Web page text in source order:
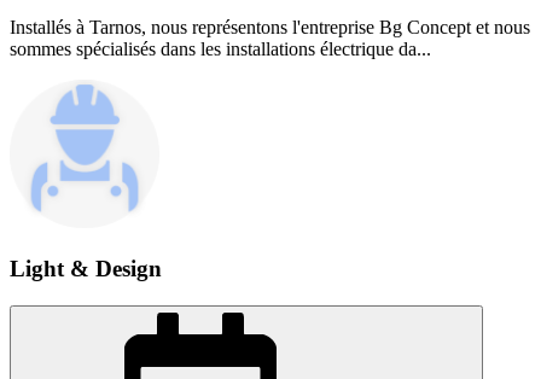
Installés à Tarnos, nous représentons l'entreprise Bg Concept et nous
sommes spécialisés dans les installations électrique da...
Light & Design